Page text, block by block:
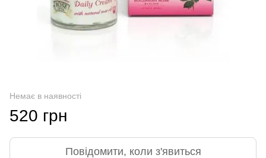
Немає в наявності
520 грн
Повідомити, коли з'явиться